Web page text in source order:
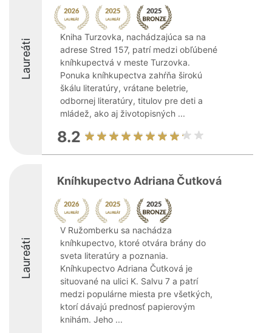
Laureáti
Kniha Turzovka, nachádzajúca sa na
adrese Stred 157, patrí medzi obľúbené
kníhkupectvá v meste Turzovka.
Ponuka kníhkupectva zahŕňa širokú
škálu literatúry, vrátane beletrie,
odbornej literatúry, titulov pre deti a
mládež, ako aj životopisných ...
8.2
Laureáti
Kníhkupectvo Adriana Čutková
V Ružomberku sa nachádza
kníhkupectvo, ktoré otvára brány do
sveta literatúry a poznania.
Kníhkupectvo Adriana Čutková je
situované na ulici K. Salvu 7 a patrí
medzi populárne miesta pre všetkých,
ktorí dávajú prednosť papierovým
knihám. Jeho ...